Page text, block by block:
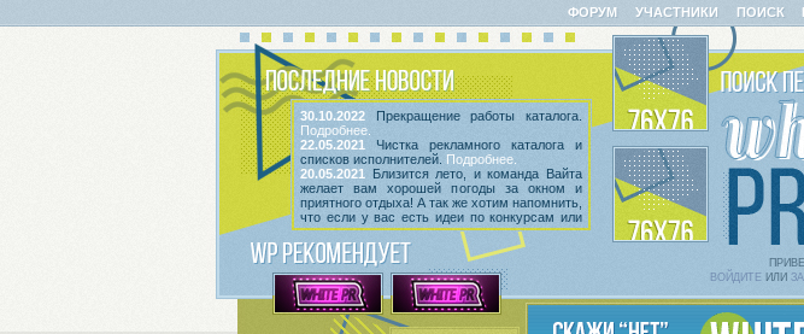
30.10.2022 Прекращение работы каталога.
Подробнее.
22.05.2021
Чистка рекламного каталога и
списков исполнителей. Подробнее.
20.05.2021
Близится лето, и команда Вайта
желает вам хорошей погоды за окном и
приятного отдыха! А так же хотим напомнить,
что если у вас есть идеи по конкурсам или
мероприятиям, вы всегда можете высказать
ихв этой теме! Так же сообщаем, что введен
срок неактивности исполнителей и их тем.
Подробнее.
ФОРУМ УЧАСТНИКИ ПОИСК
ВОЙДИТЕ ИЛИ